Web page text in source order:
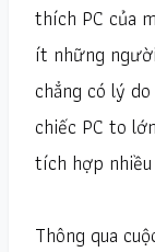
thích PC của
ít những
chẳng có lý
chiếc PC to
tích hợp
Thông qua